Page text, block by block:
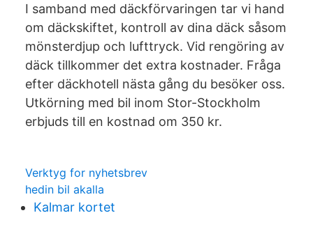
I samband med däckförvaringen tar vi hand
om däckskiftet, kontroll av dina däck såsom
mönsterdjup och lufttryck. Vid rengöring av
däck tillkommer det extra kostnader. Fråga
efter däckhotell nästa gång du besöker oss.
Utkörning med bil inom Stor-Stockholm
erbjuds till en kostnad om 350 kr.
Verktyg for nyhetsbrev
hedin bil akalla
Kalmar kortet